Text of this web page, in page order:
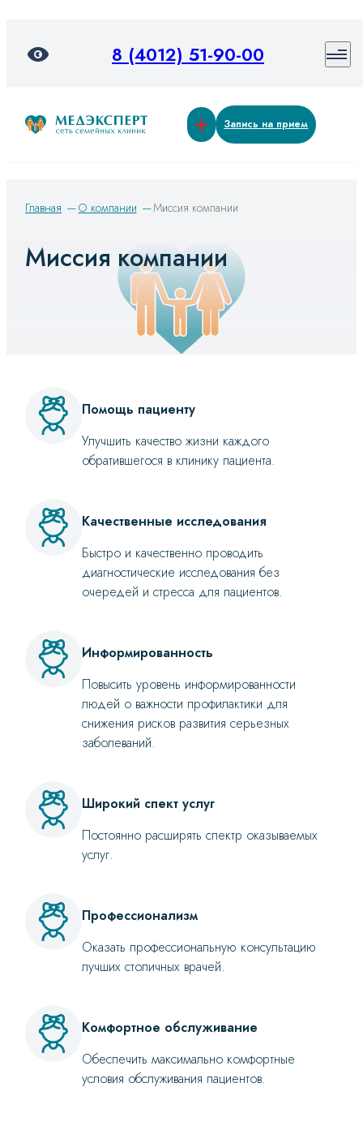
8 (4012) 51-90-00
Запись на прием
Главная О компании Миссия компании
Миссия компании
Помощь пациенту
Улучшить качество жизни каждого
обратившегося в клинику пациента.
Качественные исследования
Быстро и качественно проводить
диагностические исследования без
очередей и стресса для пациентов.
Информированность
Повысить уровень информированности
людей о важности профилактики для
снижения рисков развития серьезных
заболеваний.
Широкий спект услуг
Постоянно расширять спектр оказываемых
услуг.
Профессионализм
Оказать профессиональную консультацию
лучших столичных врачей.
Комфортное обслуживание
Обеспечить максимально комфортные
условия обслуживания пациентов.